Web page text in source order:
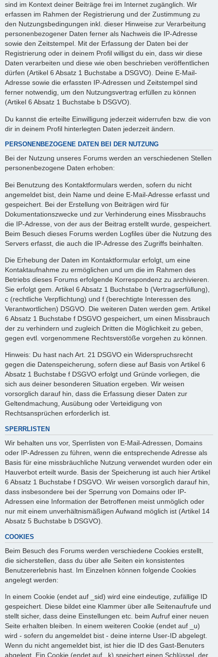
sind im Kontext deiner Beiträge frei im Internet zugänglich. Wir
erfassen im Rahmen der Registrierung und der Zustimmung zu
den Nutzungsbedingungen inkl. dieser Hinweise zur Verarbeitung
personenbezogener Daten ferner als Nachweis die IP-Adresse
sowie den Zeitstempel. Mit der Erfassung der Daten bei der
Registrierung oder in deinem Profil willigst du ein, dass wir diese
Daten verarbeiten und diese wie oben beschrieben veröffentlichen
dürfen (Artikel 6 Absatz 1 Buchstabe a DSGVO). Deine E-Mail-
Adresse sowie die erfassten IP-Adressen und Zeitstempel sind
ferner notwendig, um den Nutzungsvertrag erfüllen zu können
(Artikel 6 Absatz 1 Buchstabe b DSGVO).
Du kannst die erteilte Einwilligung jederzeit widerrufen bzw. die von
dir in deinem Profil hinterlegten Daten jederzeit ändern.
PERSONENBEZOGENE DATEN BEI DER NUTZUNG
Bei der Nutzung unseres Forums werden an verschiedenen Stellen
personenbezogene Daten erhoben:
Bei Benutzung des Kontaktformulars werden, sofern du nicht
angemeldet bist, dein Name und deine E-Mail-Adresse erfasst und
gespeichert. Bei der Erstellung von Beiträgen wird für
Dokumentationszwecke und zur Verhinderung eines Missbrauchs
die IP-Adresse, von der aus der Beitrag erstellt wurde, gespeichert.
Beim Besuch dieses Forums werden Logfiles über die Nutzung des
Servers erfasst, die auch die IP-Adresse des Zugriffs beinhalten.
Die Erhebung der Daten im Kontaktformular erfolgt, um eine
Kontaktaufnahme zu ermöglichen und um die im Rahmen des
Betriebs dieses Forums erfolgende Korrespondenz zu archivieren.
Sie erfolgt gem. Artikel 6 Absatz 1 Buchstabe b (Vertragserfüllung),
c (rechtliche Verpflichtung) und f (berechtigte Interessen des
Verantwortlichen) DSGVO. Die weiteren Daten werden gem. Artikel
6 Absatz 1 Buchstabe f DSGVO gespeichert, um einen Missbrauch
der zu verhindern und zugleich Dritten die Möglichkeit zu geben,
gegen evtl. vorgenommene Rechtsverstöße vorgehen zu können.
Hinweis: Du hast nach Art. 21 DSGVO ein Widerspruchsrecht
gegen die Datenspeicherung, sofern diese auf Basis von Artikel 6
Absatz 1 Buchstabe f DSGVO erfolgt und Gründe vorliegen, die
sich aus deiner besonderen Situation ergeben. Wir weisen
vorsorglich darauf hin, dass die Erfassung dieser Daten zur
Geltendmachung, Ausübung oder Verteidigung von
Rechtsansprüchen erforderlich ist.
SPERRLISTEN
Wir behalten uns vor, Sperrlisten von E-Mail-Adressen, Domains
oder IP-Adressen zu führen, wenn die entsprechende Adresse als
Basis für eine missbräuchliche Nutzung verwendet wurden oder ein
Hauverbot erteilt wurde. Basis der Speicherung ist auch hier Artikel
6 Absatz 1 Buchstabe f DSGVO. Wir weisen vorsorglich darauf hin,
dass insbesondere bei der Sperrung von Domains oder IP-
Adressen eine Information der Betroffenen meist unmöglich oder
nur mit einem unverhältnismäßigen Aufwand möglich ist (Artikel 14
Absatz 5 Buchstabe b DSGVO).
COOKIES
Beim Besuch des Forums werden verschiedene Cookies erstellt,
die sicherstellen, dass du über alle Seiten ein konsistentes
Benutzererlebnis hast. Im Einzelnen können folgende Cookies
angelegt werden:
In einem Cookie (endet auf _sid) wird eine eindeutige, zufällige ID
gespeichert. Diese bildet eine Klammer über alle Seitenaufrufe und
stellt sicher, dass deine Einstellungen etc. beim Aufruf einer neuen
Seite erhalten bleiben. In einem weiteren Cookie (endet auf _u)
wird - sofern du angemeldet bist - deine interne User-ID abgelegt.
Wenn du nicht angemeldet bist, ist hier die ID des Gast-Benuters
abgelegt. Ein Cookie (endet auf _k) speichert einen Schlüssel, der